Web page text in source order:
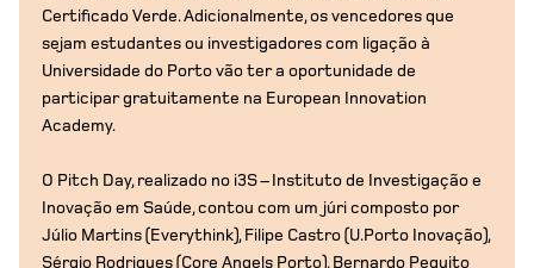
Certificado Verde. Adicionalmente, os vencedores que
sejam estudantes ou investigadores com ligação à
Universidade do Porto vão ter a oportunidade de
participar gratuitamente na European Innovation
Academy.
O Pitch Day, realizado no i3S – Instituto de Investigação e
Inovação em Saúde, contou com um júri composto por
Júlio Martins (Everythink), Filipe Castro (U.Porto Inovação),
Sérgio Rodrigues (Core Angels Porto), Bernardo Pequito